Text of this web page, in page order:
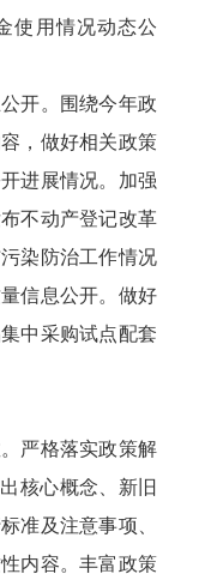
使用情况动态公
开。围绕今年政
，做好相关政策
进展情况。加强
不动产登记改革
染防治工作情况
信息公开。做好
中采购试点配套
严格落实政策解
核心概念、新旧
准及注意事项、
内容。丰富政策